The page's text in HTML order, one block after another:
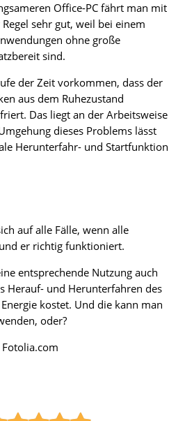
Office-PC fährt man mit
sehr gut, weil bei einem
ohne große
sind.
der Zeit vorkommen, dass der
aus dem Ruhezustand
Das liegt an der Arbeitsweise
dieses Problems lässt
Herunterfahr- und Startfunktion
auf alle Fälle, wenn alle
er richtig funktioniert.
entsprechende Nutzung auch
Herauf- und Herunterfahren des
kostet. Und die kann man
oder?